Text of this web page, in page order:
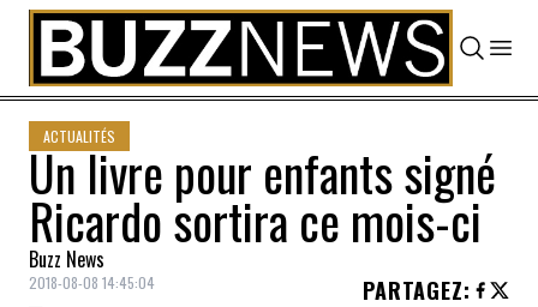
Skip to content
ACTUALITÉS
Un livre pour enfants signé
Ricardo sortira ce mois-ci
Buzz News
2018-08-08 14:45:04 PARTAGEZ: